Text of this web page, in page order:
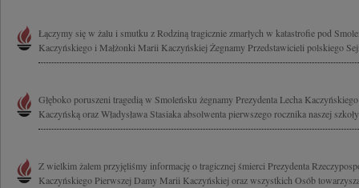
Łączymy się w żalu i smutku z Rodziną tragicznie zmarłych w katastrofie pod
Kaczyńskiego i Małżonki Marii Kaczyńskiej Żegnamy Przedstawicieli polskiego
Głęboko poruszeni tragedią w Smoleńsku żegnamy Prezydenta Lecha
Kaczyńską oraz Władysława Stasiaka absolwenta pierwszego rocznika naszej
Z wielkim żalem przyjęliśmy informację o tragicznej śmierci Prezydenta
Kaczyńskiego Pierwszej Damy Marii Kaczyńskiej oraz wszystkich Osób